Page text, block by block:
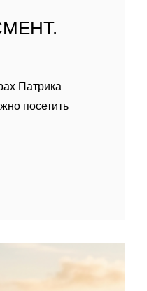
Патрика
посетить